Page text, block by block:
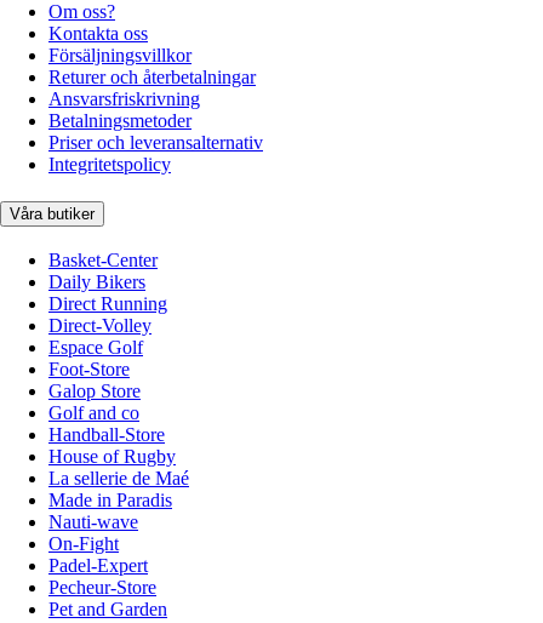
Om oss?
Kontakta oss
Försäljningsvillkor
Returer och återbetalningar
Ansvarsfriskrivning
Betalningsmetoder
Priser och leveransalternativ
Integritetspolicy
Våra butiker
Basket-Center
Daily Bikers
Direct Running
Direct-Volley
Espace Golf
Foot-Store
Galop Store
Golf and co
Handball-Store
House of Rugby
La sellerie de Maé
Made in Paradis
Nauti-wave
On-Fight
Padel-Expert
Pecheur-Store
Pet and Garden